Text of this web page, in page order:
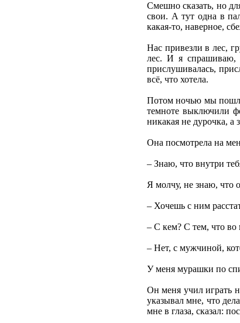
Смешно сказать, но
свои. А тут одна в
какая-то, наверное,
Нас привезли в лес,
лес. И я спрашиваю,
прислушивалась,
всё, что хотела.
Потом ночью мы пошли
темноте выключили
никакая не дурочка, а
Она посмотрела на
– Знаю, что внутри
Я молчу, не знаю, что
– Хочешь с ним
– С кем? С тем, что во
– Нет, с мужчиной,
У меня мурашки по
Он меня учил играть
указывал мне, что
мне в глаза, сказал: